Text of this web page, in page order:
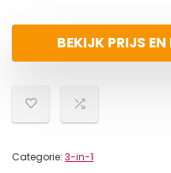
BEKIJK PRIJS
Categorie: 3-in-1